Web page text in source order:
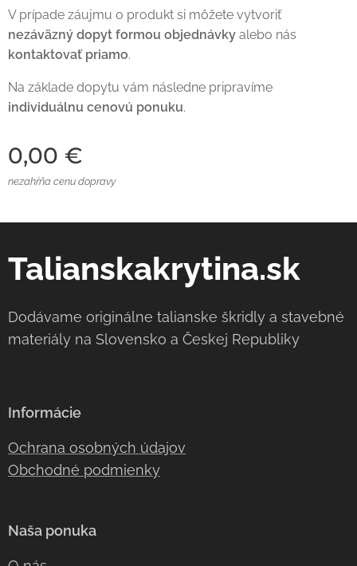
V prípade záujmu o produkt si môžete vytvoriť
nezáväzný dopyt formou objednávky alebo nás
kontaktovať priamo.
Na základe dopytu vám následne pripravíme
individuálnu cenovú ponuku.
0,00 €
nezahŕňa cenu dopravy
Talianskakrytina.sk
Dodávame originálne talianske škridly a stavebné
materiály na Slovensko a Českej Republiky
Informácie
Ochrana osobných údajov
Obchodné podmienky
Naša ponuka